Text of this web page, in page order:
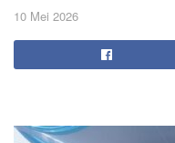
10 Mei 2026